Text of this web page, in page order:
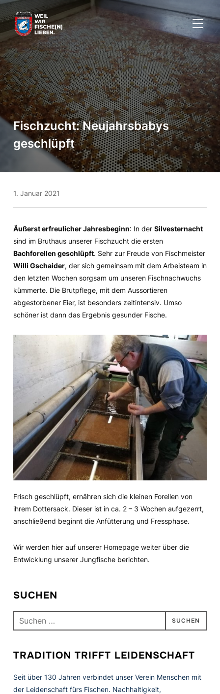
Fischzucht: Neujahrsbabys
geschlüpft
1. Januar 2021
Äußerst erfreulicher Jahresbeginn: In der Silvesternacht
sind im Bruthaus unserer Fischzucht die ersten
Bachforellen geschlüpft. Sehr zur Freude von Fischmeister
Willi Gschaider, der sich gemeinsam mit dem Arbeisteam in
den letzten Wochen sorgsam um unseren Fischnachwuchs
kümmerte. Die Brutpflege, mit dem Aussortieren
abgestorbener Eier, ist besonders zeitintensiv. Umso
schöner ist dann das Ergebnis gesunder Fische.
Frisch geschlüpft, ernähren sich die kleinen Forellen von
ihrem Dottersack. Dieser ist in ca. 2 – 3 Wochen aufgezerrt,
anschließend beginnt die Anfütterung und Fressphase.
Wir werden hier auf unserer Homepage weiter über die
Entwicklung unserer Jungfische berichten.
SUCHEN
Suchen
nach:
TRADITION TRIFFT LEIDENSCHAFT
Seit über 130 Jahren verbindet unser Verein Menschen mit
der Leidenschaft fürs Fischen. Nachhaltigkeit,